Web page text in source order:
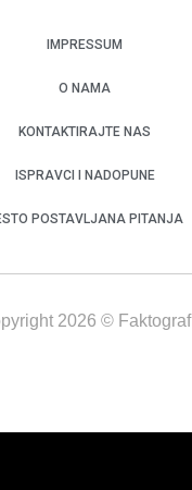
IMPRESSUM
O NAMA
KONTAKTIRAJTE NAS
ISPRAVCI I NADOPUNE
POSTAVLJANA PITANJA
2026 © Faktograf